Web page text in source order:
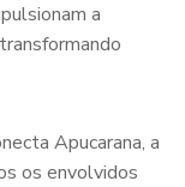
a
Apucarana, a
os envolvidos